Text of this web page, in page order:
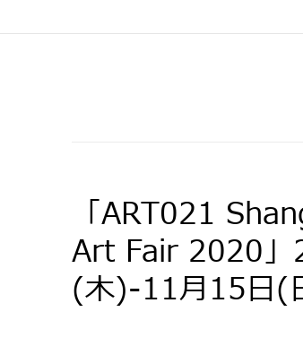
「ART021
Art Fair 2020」
(木)-11月15日